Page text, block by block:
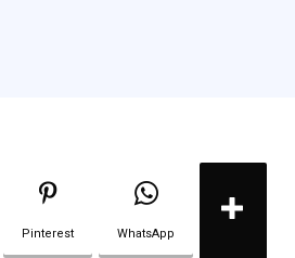
Pinterest WhatsApp